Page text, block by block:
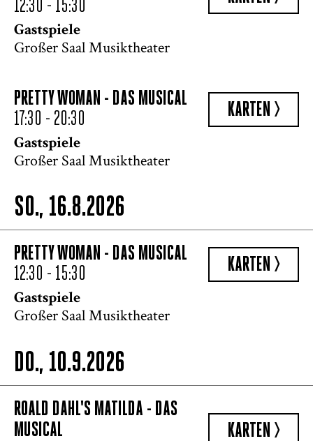
12:30 - 15:30
Gastspiele
Großer Saal Musiktheater
PRETTY WOMAN - DAS MUSICAL
17:30 - 20:30
KARTEN >
Gastspiele
Großer Saal Musiktheater
SO., 16.8.2026
PRETTY WOMAN - DAS MUSICAL
12:30 - 15:30
KARTEN >
Gastspiele
Großer Saal Musiktheater
DO., 10.9.2026
ROALD DAHL'S MATILDA - DAS
MUSICAL
KARTEN >